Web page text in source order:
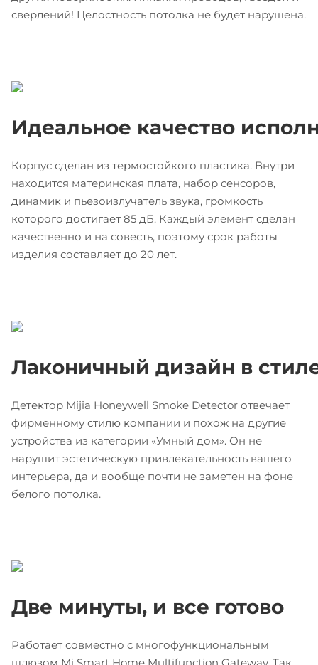
сверлений! Целостность потолка не будет нарушена.
Идеальное качество
Корпус сделан из термостойкого пластика. Внутри
находится материнская плата, набор сенсоров,
динамик и пьезоизлучатель звука, громкость
которого достигает 85 дБ. Каждый элемент сделан
качественно и на совесть, поэтому срок работы
изделия составляет до 20 лет.
Лаконичный дизайн в
Детектор Mijia Honeywell Smoke Detector отвечает
фирменному стилю компании и похож на другие
устройства из категории «Умный дом». Он не
нарушит эстетическую привлекательность вашего
интерьера, да и вообще почти не заметен на фоне
белого потолка.
Две минуты, и все готово
Работает совместно с многофункциональным